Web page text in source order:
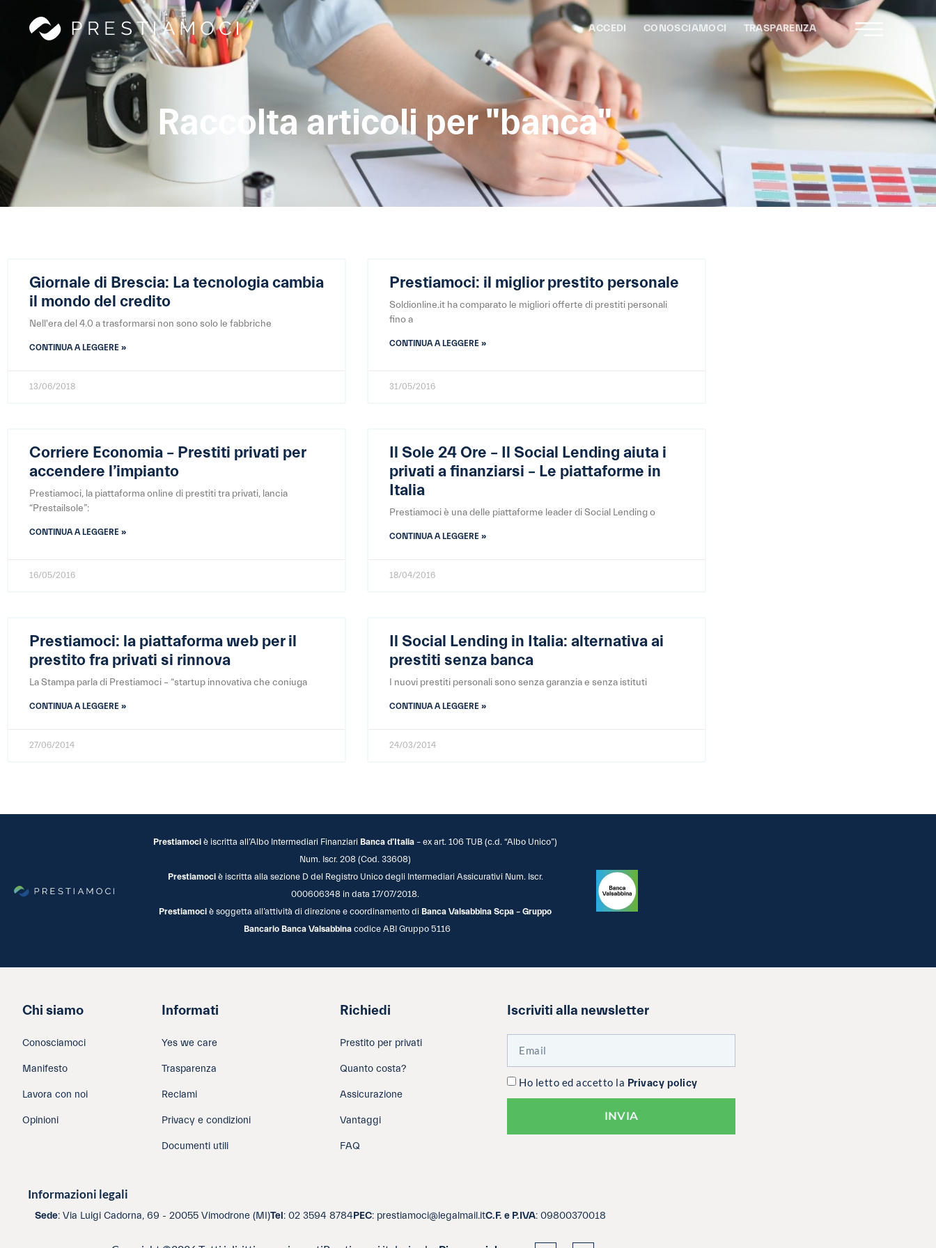
ACCEDI CONOSCIAMOCI TRASPARENZA
Raccolta articoli per "banca"
Giornale di Brescia: La tecnologia cambia
il mondo del credito
Nell'era del 4.0 a trasformarsi non sono solo le fabbriche
CONTINUA A LEGGERE »
13/06/2018
Prestiamoci: il miglior prestito personale
Soldionline.it ha comparato le migliori offerte di prestiti personali
fino a
CONTINUA A LEGGERE »
31/05/2016
Corriere Economia – Prestiti privati per
accendere l’impianto
Prestiamoci, la piattaforma online di prestiti tra privati, lancia
“Prestailsole”:
CONTINUA A LEGGERE »
16/05/2016
Il Sole 24 Ore – Il Social Lending aiuta i
privati a finanziarsi – Le piattaforme in
Italia
Prestiamoci è una delle piattaforme leader di Social Lending o
CONTINUA A LEGGERE »
18/04/2016
Prestiamoci: la piattaforma web per il
prestito fra privati si rinnova
La Stampa parla di Prestiamoci – “startup innovativa che coniuga
CONTINUA A LEGGERE »
27/06/2014
Il Social Lending in Italia: alternativa ai
prestiti senza banca
I nuovi prestiti personali sono senza garanzia e senza istituti
CONTINUA A LEGGERE »
24/03/2014
Prestiamoci è iscritta all’Albo Intermediari Finanziari Banca d’Italia – ex art. 106 TUB (c.d. “Albo Unico”)
Num. Iscr. 208 (Cod. 33608)
Prestiamociè iscritta alla sezione D del Registro Unico degli Intermediari Assicurativi Num. Iscr.
000606348 in data 17/07/2018.
Prestiamociè soggetta all’attività di direzione e coordinamento di Banca Valsabbina Scpa – Gruppo
Bancario Banca Valsabbina codice ABI Gruppo 5116
Chi siamo
Conosciamoci
Manifesto
Lavora con noi
Opinioni
Informati
Yes we care
Trasparenza
Reclami
Privacy e condizioni
Documenti utili
Richiedi
Prestito per privati
Quanto costa?
Assicurazione
Vantaggi
FAQ
Iscriviti alla newsletter
Ho letto ed accetto la Privacy policy
INVIA
Informazioni legali
Sede: Via Luigi Cadorna, 69 - 20055 Vimodrone (MI)Tel: 02 3594 8784PEC: prestiamoci@legalmail.itC.F. e P.IVA: 09800370018